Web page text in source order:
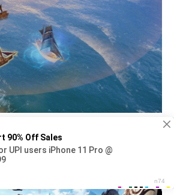
Лост АРК B ВОВ